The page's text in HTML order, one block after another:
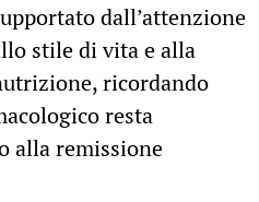
dall’attenzione
stile di vita e alla
ricordando
resta
alla remissione